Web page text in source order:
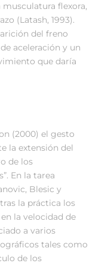
flexora,
(Latash, 1993).
del freno
aceleración y un
que daría
(2000) el gesto
la extensión del
de los
En la tarea
Blesic y
la práctica los
la velocidad de
a varios
tales como
de los